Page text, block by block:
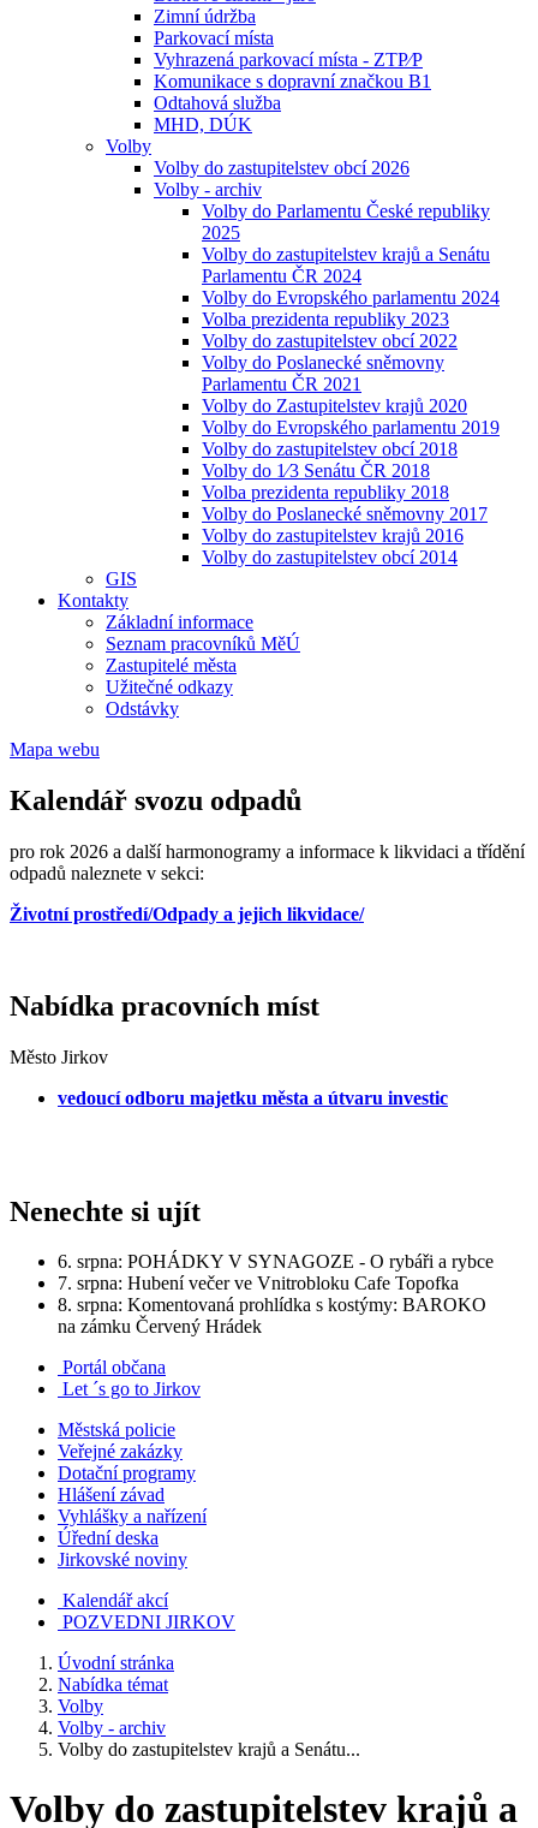
Zimní údržba
Parkovací místa
Vyhrazená parkovací místa - ZTP⁄P
Komunikace s dopravní značkou B1
Odtahová služba
MHD, DÚK
Volby
Volby do zastupitelstev obcí 2026
Volby - archiv
Volby do Parlamentu České republiky
2025
Volby do zastupitelstev krajů a Senátu
Parlamentu ČR 2024
Volby do Evropského parlamentu 2024
Volba prezidenta republiky 2023
Volby do zastupitelstev obcí 2022
Volby do Poslanecké sněmovny
Parlamentu ČR 2021
Volby do Zastupitelstev krajů 2020
Volby do Evropského parlamentu 2019
Volby do zastupitelstev obcí 2018
Volby do 1⁄3 Senátu ČR 2018
Volba prezidenta republiky 2018
Volby do Poslanecké sněmovny 2017
Volby do zastupitelstev krajů 2016
Volby do zastupitelstev obcí 2014
GIS
Kontakty
Základní informace
Seznam pracovníků MěÚ
Zastupitelé města
Užitečné odkazy
Odstávky
Mapa webu
Kalendář svozu odpadů
pro rok 2026 a další harmonogramy a informace k likvidaci a třídění
odpadů naleznete v sekci:
Životní prostředí/Odpady a jejich likvidace/
Nabídka pracovních míst
Město Jirkov
vedoucí odboru majetku města a útvaru investic
Nenechte si ujít
6. srpna: POHÁDKY V SYNAGOZE - O rybáři a rybce
7. srpna: Hubení večer ve Vnitrobloku Cafe Topofka
8. srpna: Komentovaná prohlídka s kostýmy: BAROKO
na zámku Červený Hrádek
Portál občana
Let ´s go to Jirkov
Městská policie
Veřejné zakázky
Dotační programy
Hlášení závad
Vyhlášky a nařízení
Úřední deska
Jirkovské noviny
Kalendář akcí
POZVEDNI JIRKOV
Úvodní stránka
Nabídka témat
Volby
Volby - archiv
Volby do zastupitelstev krajů a Senátu...
Volby do zastupitelstev krajů a